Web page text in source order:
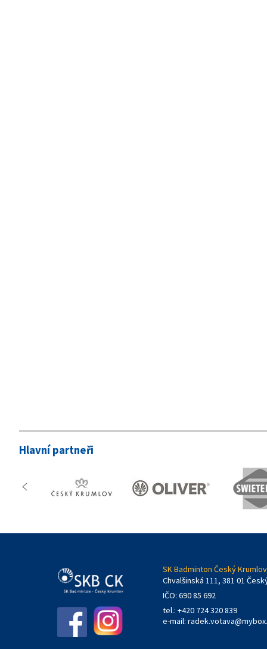
Hlavní partneři
SK Badminton Český
Chvalšinská 111, 381 01
IČO: 690 85 692
tel.: +420 724 320 839
e-mail: